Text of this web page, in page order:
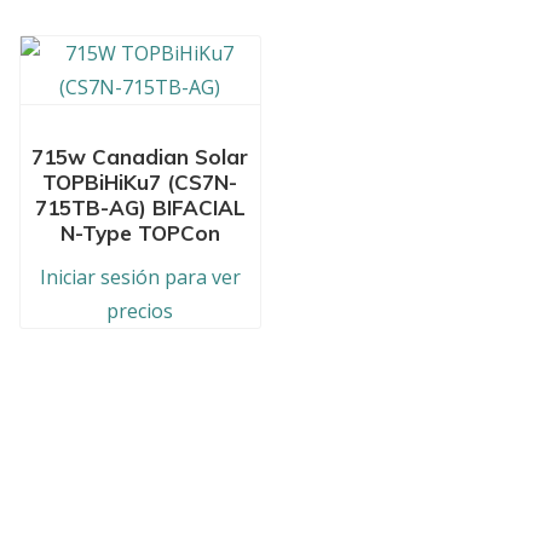
715w Canadian Solar
TOPBiHiKu7 (CS7N-
715TB-AG) BIFACIAL
N-Type TOPCon
Iniciar sesión para ver
precios